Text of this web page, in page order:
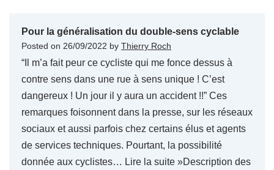
Pour la généralisation du double-sens cyclable
Posted on 26/09/2022 by Thierry Roch
“Il m’a fait peur ce cycliste qui me fonce dessus à
contre sens dans une rue à sens unique ! C’est
dangereux ! Un jour il y aura un accident !!” Ces
remarques foisonnent dans la presse, sur les réseaux
sociaux et aussi parfois chez certains élus et agents
de services techniques. Pourtant, la possibilité
donnée aux cyclistes… Lire la suite »Description des